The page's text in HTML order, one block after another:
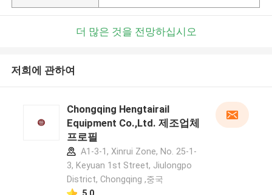
더 많은 것을 전망하십시오
저희에 관하여
Chongqing Hengtairail
Equipment Co.,Ltd. 제조업체
프로필
A1-3-1, Xinrui Zone, No. 25-1-
3, Keyuan 1st Street, Jiulongpo
District, Chongqing ,중국